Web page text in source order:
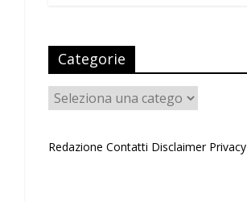
Categorie
Categorie
Redazione Contatti Disclaimer Privacy